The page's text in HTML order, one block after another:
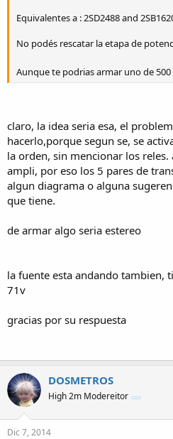
Equivalentes a : 2SD2488 and
No podés rescatar la etapa de
Aunque te podrias armar uno de
claro, la idea seria esa, el
hacerlo,porque segun se, se
la orden, sin mencionar los reles.
ampli, por eso los 5 pares de
algun diagrama o alguna
que tiene.
de armar algo seria estereo
la fuente esta andando tambien,
71v
gracias por su respuesta
DOSMETROS
High 2m Modereitor
Dic 7, 2014